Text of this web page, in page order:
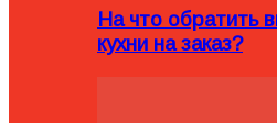
На что обратить
кухни на заказ?